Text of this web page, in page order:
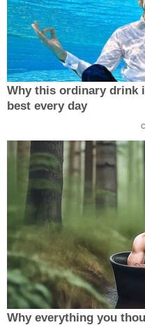
Why this ordinary drink
best every day
Why everything you